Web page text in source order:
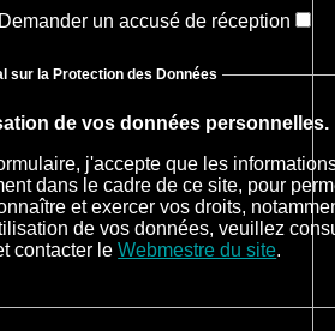
Demander un accusé de réception
sur la Protection des Données
de vos données personnelles.
j'accepte que les
dans le cadre de ce site, pour
et exercer vos droits,
de vos données, veuillez
contacter leWebmestre du site.